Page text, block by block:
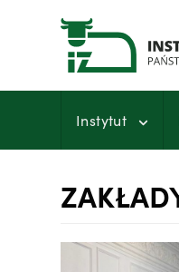
Przejdź
Instytut